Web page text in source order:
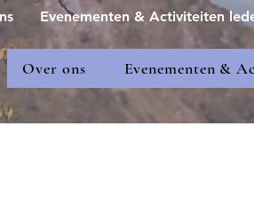
Over ons Evenementen &
Evenementen & Activiteiten